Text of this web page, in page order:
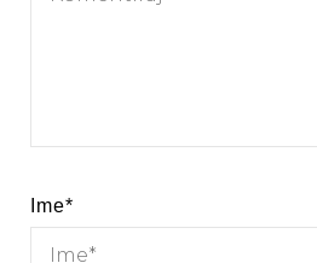
Ime*